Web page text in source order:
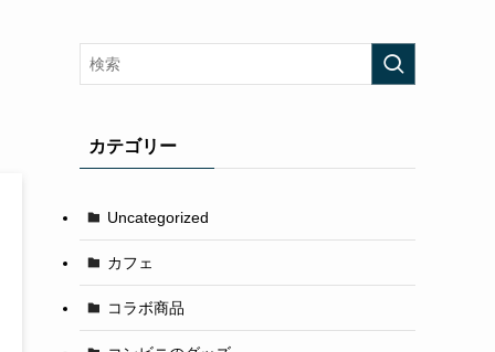
カテゴリー
Uncategorized
カフェ
コラボ商品